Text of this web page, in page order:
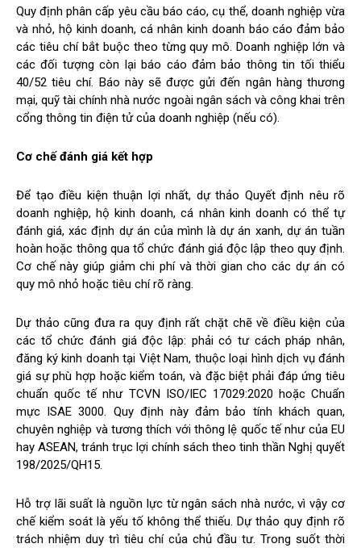
Quy định phân cấp yêu cầu báo cáo, cụ thể, doanh nghiệp vừa
và nhỏ, hộ kinh doanh, cá nhân kinh doanh báo cáo đảm bảo
các tiêu chí bắt buộc theo từng quy mô. Doanh nghiệp lớn và
các đối tượng còn lại báo cáo đảm bảo thông tin tối thiểu
40/52 tiêu chí. Báo này sẽ được gửi đến ngân hàng thương
mại, quỹ tài chính nhà nước ngoài ngân sách và công khai trên
cổng thông tin điện tử của doanh nghiệp (nếu có).
Cơ chế đánh giá kết hợp
Để tạo điều kiện thuận lợi nhất, dự thảo Quyết định nêu rõ
doanh nghiệp, hộ kinh doanh, cá nhân kinh doanh có thể tự
đánh giá, xác định dự án của mình là dự án xanh, dự án tuần
hoàn hoặc thông qua tổ chức đánh giá độc lập theo quy định.
Cơ chế này giúp giảm chi phí và thời gian cho các dự án có
quy mô nhỏ hoặc tiêu chí rõ ràng.
Dự thảo cũng đưa ra quy định rất chặt chẽ về điều kiện của
các tổ chức đánh giá độc lập: phải có tư cách pháp nhân,
đăng ký kinh doanh tại Việt Nam, thuộc loại hình dịch vụ đánh
giá sự phù hợp hoặc kiểm toán, và đặc biệt phải đáp ứng tiêu
chuẩn quốc tế như TCVN ISO/IEC 17029:2020 hoặc Chuẩn
mực ISAE 3000. Quy định này đảm bảo tính khách quan,
chuyên nghiệp và tương thích với thông lệ quốc tế như của EU
hay ASEAN, tránh trục lợi chính sách theo tinh thần Nghị quyết
198/2025/QH15.
Hỗ trợ lãi suất là nguồn lực từ ngân sách nhà nước, vì vậy cơ
chế kiểm soát là yếu tố không thể thiếu. Dự thảo quy định rõ
trách nhiệm duy trì tiêu chí của chủ đầu tư. Trong suốt thời